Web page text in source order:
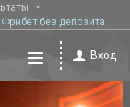
Фрибет без депозита
Вход